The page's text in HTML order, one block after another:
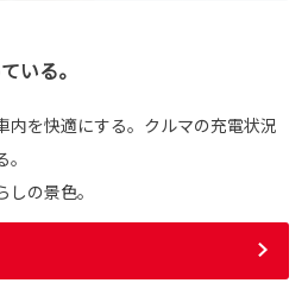
いる。
内を快適にする。クルマの充電状況
の景色。